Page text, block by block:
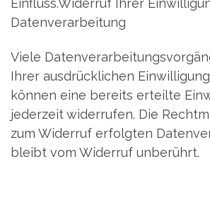
Einfluss.Widerruf Ihrer
Datenverarbeitung
Viele
Ihrer ausdrücklichen
können eine bereits erteilte
jederzeit widerrufen. Die
zum Widerruf erfolgten
bleibt vom Widerruf unberührt.